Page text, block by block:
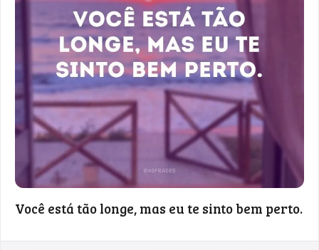
Você está tão longe, mas eu te sinto bem perto.